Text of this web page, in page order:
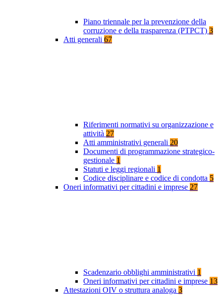
Piano triennale per la prevenzione della
corruzione e della trasparenza (PTPCT) 3
Atti generali 67
Riferimenti normativi su organizzazione e
attività 27
Atti amministrativi generali 20
Documenti di programmazione strategico-
gestionale 1
Statuti e leggi regionali 1
Codice disciplinare e codice di condotta 5
Oneri informativi per cittadini e imprese 27
Scadenzario obblighi amministrativi 1
Oneri informativi per cittadini e imprese 13
Attestazioni OIV o struttura analoga 3